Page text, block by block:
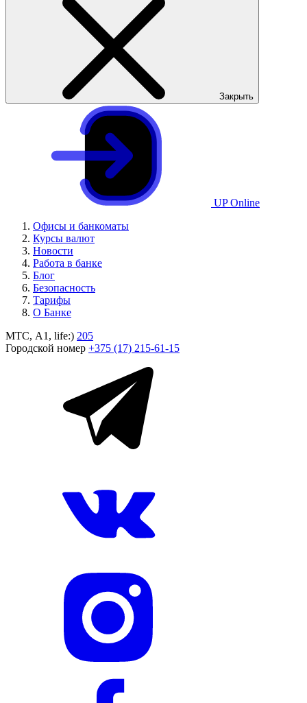
Закрыть
UP Online
Офисы и банкоматы
Курсы валют
Новости
Работа в банке
Блог
Безопасность
Тарифы
О Банке
МТС, A1, life:) 205
Городской номер +375 (17) 215-61-15